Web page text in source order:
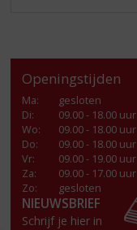
Openingstijden
Ma:
gesloten
Di:
09.00 - 18.00 uur
Wo:
09.00 - 18.00 uur
Do:
09.00 - 18.00 uur
Vr:
09.00 - 19.00 uur
Za:
09.00 - 17.00 uur
Zo:
gesloten
NIEUWSBRIEF
Schrijf je hier in